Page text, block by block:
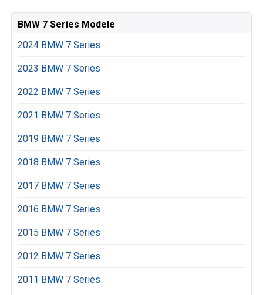
BMW 7 Series Modele
2024 BMW 7 Series
2023 BMW 7 Series
2022 BMW 7 Series
2021 BMW 7 Series
2019 BMW 7 Series
2018 BMW 7 Series
2017 BMW 7 Series
2016 BMW 7 Series
2015 BMW 7 Series
2012 BMW 7 Series
2011 BMW 7 Series